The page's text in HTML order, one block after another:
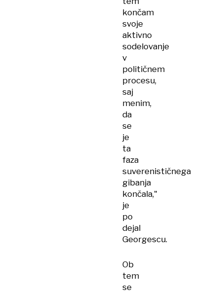
končam
svoje
aktivno
sodelovanje
v
političnem
procesu,
saj
menim,
da
se
je
ta
faza
suverenističnega
gibanja
končala,"
je
po
dejal
Georgescu.
Ob
tem
se